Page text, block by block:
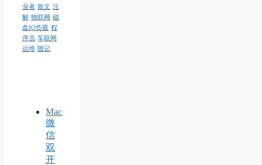
业者 散文 注
解 物联网 磁
盘IO负载 程
序员 车联网
运维 随记
Mac
微
信
双
开